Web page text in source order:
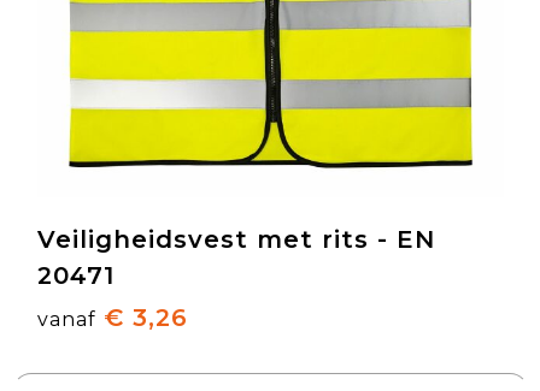
Veiligheidsvest met rits - EN
20471
vanaf € 3,26